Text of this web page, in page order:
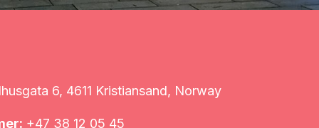
6, 4611 Kristiansand, Norway
+47 38 12 05 45